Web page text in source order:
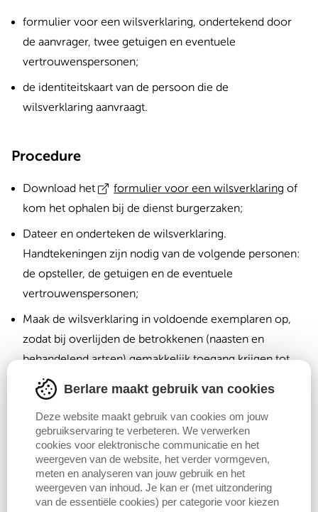
formulier voor een wilsverklaring, ondertekend door
de aanvrager, twee getuigen en eventuele
vertrouwenspersonen;
de identiteitskaart van de persoon die de
wilsverklaring aanvraagt.
Procedure
Download het formulier voor een wilsverklaring of
kom het ophalen bij de dienst burgerzaken;
Dateer en onderteken de wilsverklaring.
Handtekeningen zijn nodig van de volgende personen:
de opsteller, de getuigen en de eventuele
vertrouwenspersonen;
Maak de wilsverklaring in voldoende exemplaren op,
zodat bij overlijden de betrokkenen (naasten en
behandelend artsen) gemakkelijk toegang krijgen tot
het document. Als je dat wil, kan je ook een exemplaar
van de wilsverklaring laten registreren bij lokaal
bestuur Berlare, maar dit is niet verplicht. Maak
hiervooreen afspraakbij de dienst burgerzaken.
Geldigheid van de wilsverklaring
De geldigheid hangt af van de datum van verklaring:
Berlare maakt gebruik van cookies
Deze website maakt gebruik van cookies om jouw
gebruikservaring te verbeteren. We verwerken
cookies voor elektronische communicatie en het
weergeven van de website, het verder vormgeven,
meten en analyseren van jouw gebruik en het
weergeven van inhoud. Je kan er (met uitzondering
van de essentiële cookies) per categorie voor kiezen